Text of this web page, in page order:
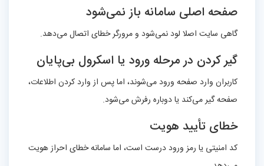
صفحه اصلی سامانه باز نمی‌شود
گاهی سایت اصلا لود نمی‌شود و مرورگر خطای اتصال می‌دهد.
گیر کردن در مرحله ورود یا اسکرول بی‌پایان
کاربران وارد صفحه ورود می‌شوند، اما پس از وارد کردن اطلاعات،
صفحه گیر می‌کند یا دوباره رفرش می‌شود.
خطای تأیید هویت
کد امنیتی یا رمز ورود درست است، اما سامانه خطای احراز هویت